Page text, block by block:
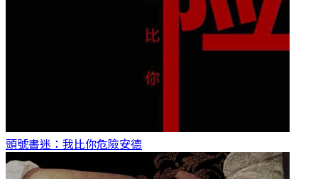
頭號書迷：我比你危險安德